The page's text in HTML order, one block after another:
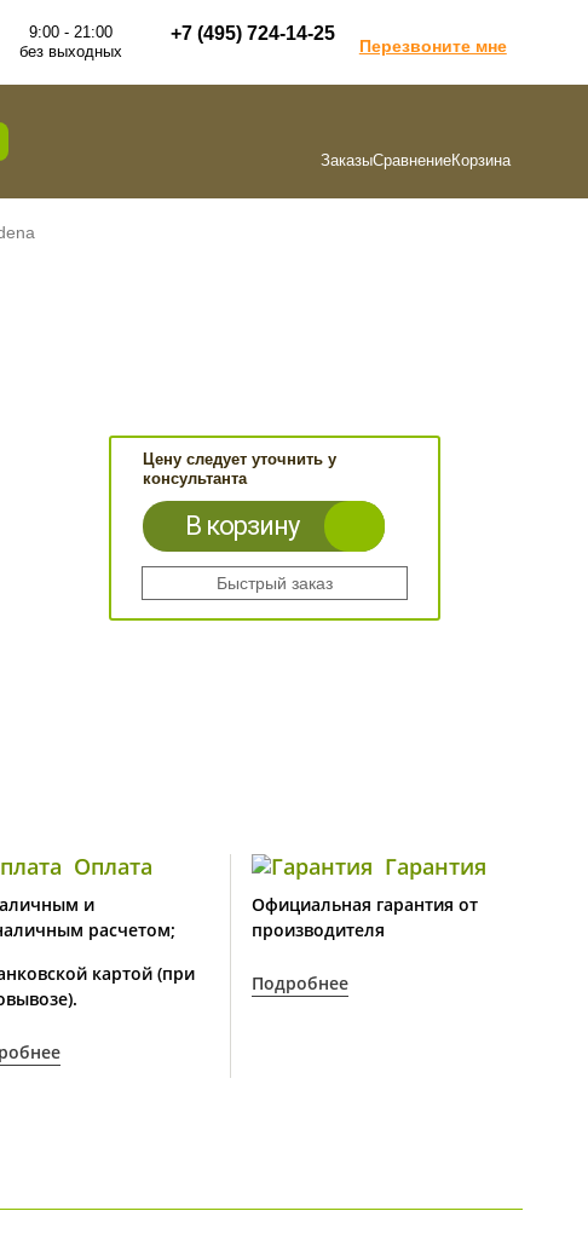
9:00 - 21:00
без выходных
+7 (495) 724-14-25
Перезвоните мне
ЗаказыСравнениеКорзина
Цену следует уточнить у
консультанта
В корзину
Быстрый заказ
Оплата
и
расчетом;
картой (при
Гарантия
Официальная гарантия от
производителя
Подробнее